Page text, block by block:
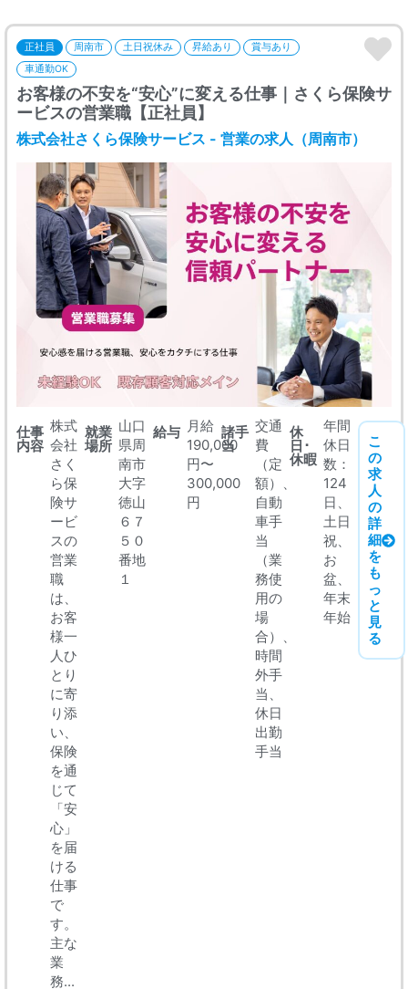
正社員 周南市 土日祝休み 昇給あり
賞与あり
車通勤OK
お客様の不安を“安心”に変える仕事｜さくら保険サ
ービスの営業職【正社員】
株式会社さくら保険サービス - 営業の求人（周南市）
仕事
内容
株式
会社
さく
ら保
険サ
ービ
スの
営業
職
は、
お客
様一
人ひ
とり
に寄
り添
い、
保険
を通
じて
「安
心」
を届
ける
仕事
で
す。
主な
業
務...
就業
場所
山口
県周
南市
大字
徳山
６７
５０
番地
１
給与 月給
190,000
円〜
300,000
円
諸手
当
交通
費
（定
額）、
自動
車手
当
（業
務使
用の
場
合）、
時間
外手
当、
休日
出勤
手当
休
日･
休暇
年間
休日
数：
124
日、
土日
祝、
お
盆、
年末
年始
こ
の
求
人
の
詳
細
を
も
っ
と
見
る